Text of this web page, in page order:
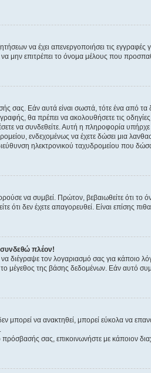
να έχει απενεργοποιήσει τις
μην επιτρέπει το όνομα μέλους που
σας. Εάν αυτά είναι σωστά, τότε ένα από
θα πρέπει να ακολουθήσετε τις
να συνδεθείτε. Αυτή η πληροφορία
ενδεχομένως να έχετε δώσει μια
ηλεκτρονικού ταχυδρομείου που
να συμβεί. Πρώτον, βεβαιωθείτε ότι το
ότι δεν έχετε απαγορευθεί. Είναι επίσης
πλέον!
να διέγραψε τον λογαριασμό σας για
μέγεθος της βάσης δεδομένων. Εάν αυτό
να ανακτηθεί, μπορεί εύκολα να
σας, επικοινωνήστε με κάποιον